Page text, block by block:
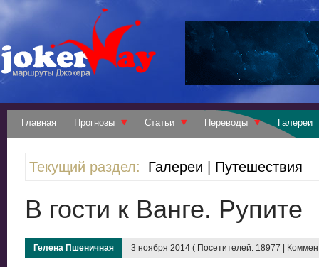
Главная Прогнозы Статьи Переводы Галереи
Текущий раздел: Галереи Путешествия
В гости к Ванге. Рупите
Гелена Пшеничная 3 ноября 2014 ( Посетителей: 18977 |